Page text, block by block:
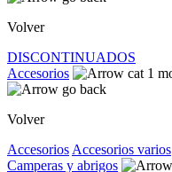
Volver
DISCONTINUADOS
Accesorios
Volver
Accesorios Accesorios varios
Camperas y abrigos